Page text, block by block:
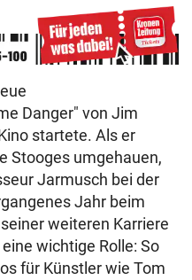
Danger" von Jim
startete. Als er
Stooges umgehauen,
Jarmusch bei der
Jahr beim
weiteren Karriere
wichtige Rolle: So
für Künstler wie Tom